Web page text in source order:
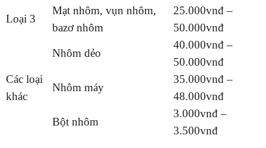
Loại 3
Mạt nhôm, vụn nhôm,
bazơ nhôm
25.000vnđ –
50.000vnđ
Các loại
khác
Nhôm dẻo
40.000vnđ –
50.000vnđ
Nhôm máy
35.000vnđ –
48.000vnđ
Bột nhôm
3.000vnđ –
3.500vnđ